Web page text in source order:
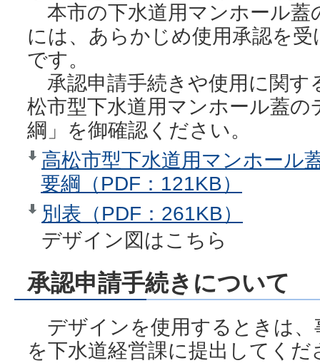
本市の下水道用マンホール蓋
には、あらかじめ使用承認を
です。
承認申請手続きや使用に関す
松市型下水道用マンホール蓋
綱」を御確認ください。
高松市型下水道用マンホール
要綱（PDF：121KB）
別表（PDF：261KB）
デザイン図はこちら
承認申請手続きについて
デザインを使用するときは、
を下水道経営課に提出してくだ